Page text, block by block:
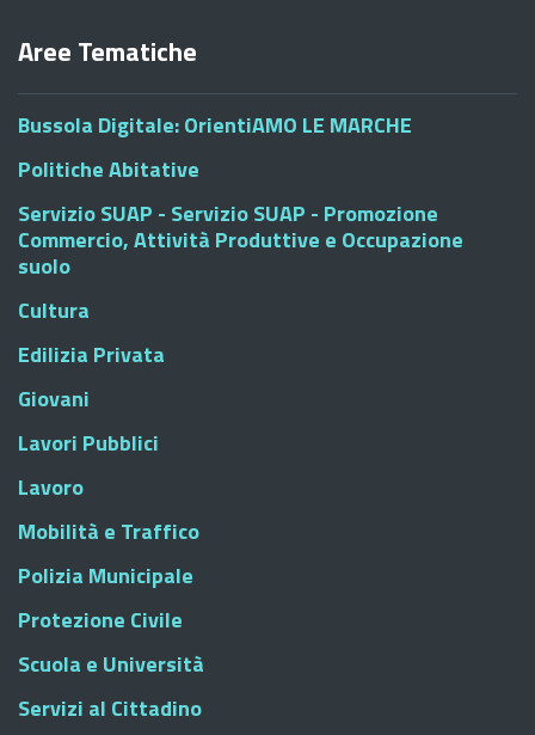
Aree Tematiche
Bussola Digitale: OrientiAMO LE MARCHE
Politiche Abitative
Servizio SUAP - Servizio SUAP - Promozione
Commercio, Attività Produttive e Occupazione
suolo
Cultura
Edilizia Privata
Giovani
Lavori Pubblici
Lavoro
Mobilità e Traffico
Polizia Municipale
Protezione Civile
Scuola e Università
Servizi al Cittadino